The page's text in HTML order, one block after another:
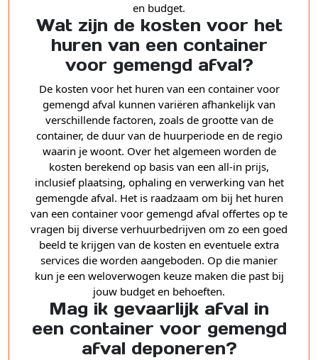
en budget.
Wat zijn de kosten voor het
huren van een container
voor gemengd afval?
De kosten voor het huren van een container voor
gemengd afval kunnen variëren afhankelijk van
verschillende factoren, zoals de grootte van de
container, de duur van de huurperiode en de regio
waarin je woont. Over het algemeen worden de
kosten berekend op basis van een all-in prijs,
inclusief plaatsing, ophaling en verwerking van het
gemengde afval. Het is raadzaam om bij het huren
van een container voor gemengd afval offertes op te
vragen bij diverse verhuurbedrijven om zo een goed
beeld te krijgen van de kosten en eventuele extra
services die worden aangeboden. Op die manier
kun je een weloverwogen keuze maken die past bij
jouw budget en behoeften.
Mag ik gevaarlijk afval in
een container voor gemengd
afval deponeren?